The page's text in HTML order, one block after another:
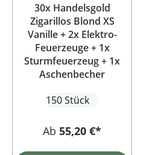
30x Handelsgold
Zigarillos Blond XS
Vanille + 2x Elektro-
Feuerzeuge + 1x
Sturmfeuerzeug + 1x
Aschenbecher
150 Stück
Ab 55,20 €*